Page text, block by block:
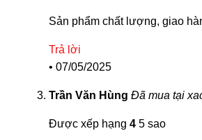
Sản phẩm chất lượng, giao
Trả lời
• 07/05/2025
Trần Văn Hùng Đã mua tại
Được xếp hạng 4 5 sao